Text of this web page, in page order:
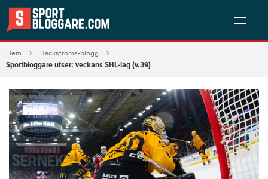
Hem Bäckströms-blogg
Sportbloggare utser: veckans SHL-lag (v.39)